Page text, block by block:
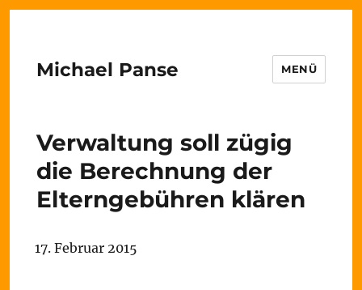
Michael Panse MENÜ
Verwaltung soll zügig
die Berechnung der
Elterngebühren klären
17. Februar 2015